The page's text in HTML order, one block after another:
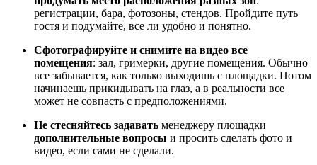
регистрации, бара, фотозоны, стендов. Пройдите путь
гостя и подумайте, все ли удобно и понятно.
Сфотографируйте и снимите на видео все
помещения: зал, гримерки, другие помещения. Обычно
все забывается, как только выходишь с площадки. Потом
начинаешь прикидывать на глаз, а в реальности все
может не совпасть с предположениями.
Не стесняйтесь задавать менеджеру площадки
дополнительные вопросы и просить сделать фото и
видео, если сами не сделали.